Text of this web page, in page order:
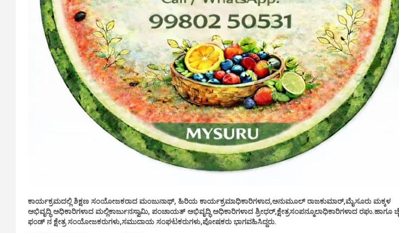
ಕಾರ್ಯಕ್ರಮದಲ್ಲಿ ಶಿಕ್ಷಣ ಸಂಯೋಜಕರಾದ ಮಂಜುನಾಥ್, ಹಿರಿಯ ಕಾರ್ಯಕ್ರಮಾಧಿಕಾರಿಗಳಾದ,ಅನುಮೂಲ್ ರಾಜಕುಮಾರ್,ಮೈಸೂರು ಮಕ್ಕಳ
ಅಭಿವೃದ್ಧಿ ಅಧಿಕಾರಿಗಳಾದ ಮಲ್ಲಿಕಾರ್ಜುನಸ್ವಾಮಿ, ಪಂಚಾಯತ್ ಅಭಿವೃದ್ಧಿ ಅಧಿಕಾರಿಗಳಾದ ಶ್ರೀಧರ್,ಕ್ಷೇತ್ರಸಂಪನ್ಮೂಲಾಧಿಕಾರಿಗಳಾದ ರಘು.ಹಾಗೂ
ಫಂಡ್ ನ ಕ್ಷೇತ್ರ ಸಂಯೋಜಕರುಗಳು,ಸಮುದಾಯ ಸಂಘಟಕರುಗಳು,ಪೋಷಕರು ಭಾಗವಹಿಸಿದ್ದರು.